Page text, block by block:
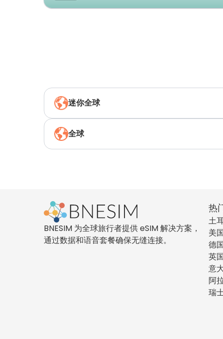
迷你全球
全球
BNESIM 为全球旅行者提供 eSIM 解决方案，
通过数据和语音套餐确保无缝连接。
热
土
美
德
英
意
阿
瑞